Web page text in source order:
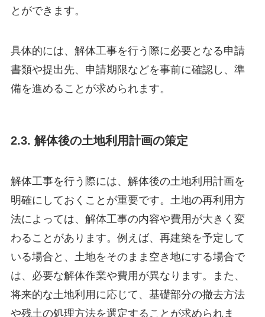
とができます。
具体的には、解体工事を行う際に必要となる申請
書類や提出先、申請期限などを事前に確認し、準
備を進めることが求められます。
2.3. 解体後の土地利用計画の策定
解体工事を行う際には、解体後の土地利用計画を
明確にしておくことが重要です。土地の再利用方
法によっては、解体工事の内容や費用が大きく変
わることがあります。例えば、再建築を予定して
いる場合と、土地をそのまま空き地にする場合で
は、必要な解体作業や費用が異なります。また、
将来的な土地利用に応じて、基礎部分の撤去方法
や残土の処理方法を選定することが求められま